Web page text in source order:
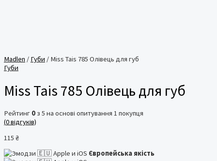
Madlen / Губи / Miss Tais 785 Олівець для губ
Губи
Miss Tais 785 Олівець для губ
Рейтинг 0 з 5 на основі опитування 1 покупця
(0відгуків)
115 ₴
Європейська якість